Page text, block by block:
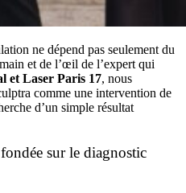
ne dépend pas seulement du
et de l’œil de l’expert qui
et Laser Paris 17, nous
comme une intervention de
d’un simple résultat
sur le diagnostic